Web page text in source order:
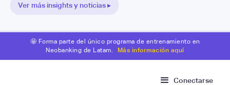
Ver más insights y noticias ▸
🤩 Forma parte del único programa de entrenamiento en
Neobanking de Latam.
Más información aquí
Conectarse